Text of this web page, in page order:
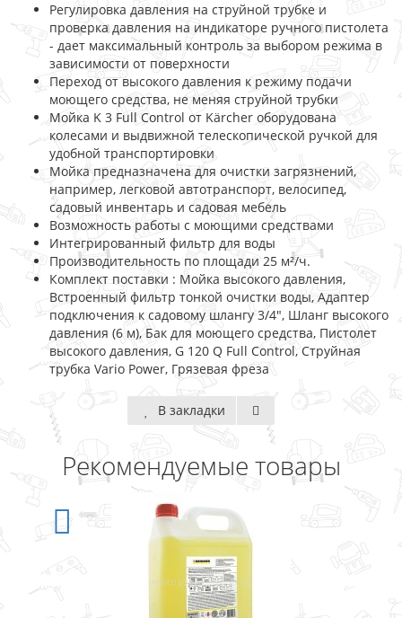
Регулировка давления на струйной трубке и
проверка давления на индикаторе ручного пистолета
- дает максимальный контроль за выбором режима в
зависимости от поверхности
Переход от высокого давления к режиму подачи
моющего средства, не меняя струйной трубки
Мойка K 3 Full Control от Kärcher оборудована
колесами и выдвижной телескопической ручкой для
удобной транспортировки
Мойка предназначена для очистки загрязнений,
например, легковой автотранспорт, велосипед,
садовый инвентарь и садовая мебель
Возможность работы с моющими средствами
Интегрированный фильтр для воды
Производительность по площади 25 м²/ч.
Комплект поставки : Мойка высокого давления,
Встроенный фильтр тонкой очистки воды, Адаптер
подключения к садовому шлангу 3/4", Шланг высокого
давления (6 м), Бак для моющего средства, Пистолет
высокого давления, G 120 Q Full Control, Струйная
трубка Vario Power, Грязевая фреза
В закладки
Рекомендуемые товары